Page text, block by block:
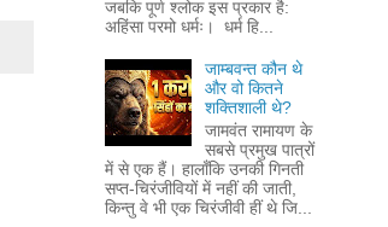
जबकि पूर्ण श्लोक इस प्रकार है:
अहिंसा परमो धर्मः। धर्म हि...
जाम्बवन्त कौन थे
और वो कितने
शक्तिशाली थे?
जामवंत रामायण के
सबसे प्रमुख पात्रों
में से एक हैं। हालाँकि उनकी गिनती
सप्त-चिरंजीवियों में नहीं की जाती,
किन्तु वे भी एक चिरंजीवी हीं थे जि...